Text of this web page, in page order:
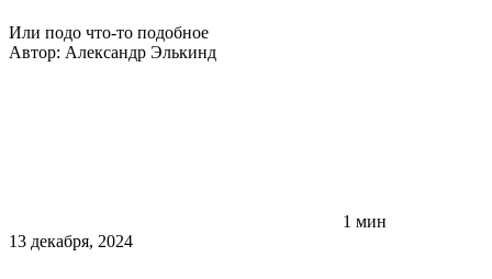
Или подо что-то подобное
Автор: Александр Элькинд
1 мин
13 декабря, 2024